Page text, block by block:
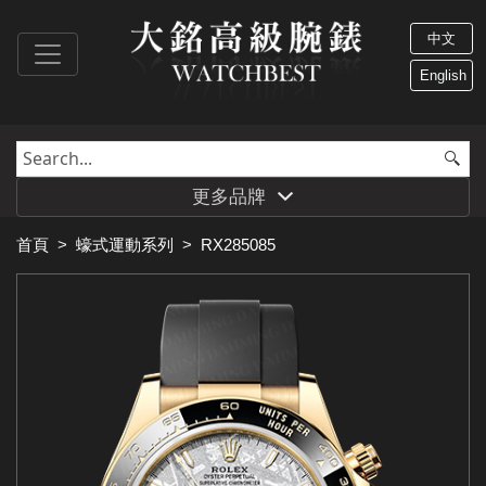
中文
English
更多品牌
首頁 > 蠔式運動系列 > RX285085